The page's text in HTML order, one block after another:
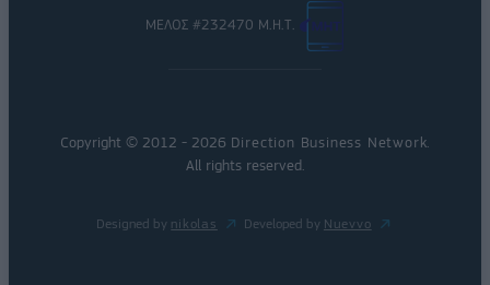
ΜΕΛΟΣ #232470 Μ.Η.Τ.
Copyright © 2012 - 2026 Direction Business Network.
All rights reserved.
Designed by nikolas Developed by Nuevvo